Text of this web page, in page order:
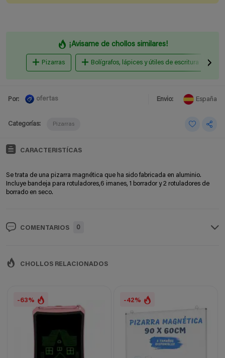
¡Avisame de chollos similares!
Pizarras Bolígrafos, lápices y útiles de escritura
Por: ofertas Envio: España
Categorías: Pizarras
CARACTERISTÍCAS
Se trata de una pizarra magnética que ha sido fabricada en aluminio.
Incluye bandeja para rotuladores,6 imanes, 1 borrador y 2 rotuladores de
borrado en seco.
COMENTARIOS 0
CHOLLOS RELACIONADOS
-63% -42%